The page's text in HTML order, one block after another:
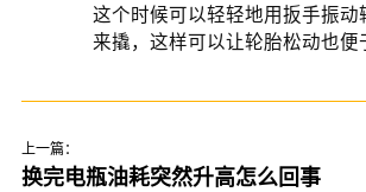
这个时候可以轻轻地用扳手振动
来撬，这样可以让轮胎松动也便
上一篇：
换完电瓶油耗突然升高怎么回事